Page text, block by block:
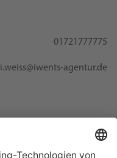
01721777775
i.weiss@iwents-agentur.de